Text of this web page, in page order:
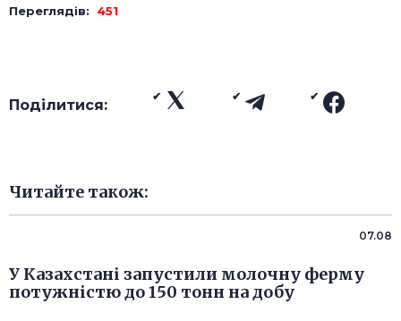
Переглядів: 451
Поділитися:
Читайте також:
07.08
У Казахстані запустили молочну ферму
потужністю до 150 тонн на добу